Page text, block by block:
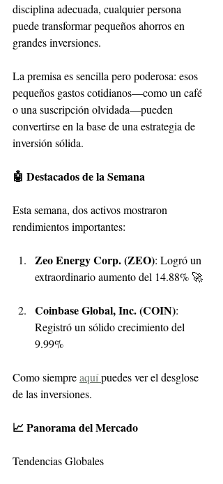
disciplina adecuada, cualquier persona
puede transformar pequeños ahorros en
grandes inversiones.
La premisa es sencilla pero poderosa: esos
pequeños gastos cotidianos—como un café
o una suscripción olvidada—pueden
convertirse en la base de una estrategia de
inversión sólida.
🤖 Destacados de la Semana
Esta semana, dos activos mostraron
rendimientos importantes:
Zeo Energy Corp. (ZEO): Logró un
extraordinario aumento del 14.88% 🚀
Coinbase Global, Inc. (COIN):
Registró un sólido crecimiento del
9.99%
Como siempre aquí puedes ver el desglose
de las inversiones.
📈 Panorama del Mercado
Tendencias Globales